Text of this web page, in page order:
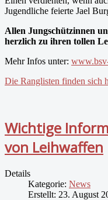
Jugendliche feierte Jael
Allen Jungschützinnen
herzlich zu ihren tollen
Mehr Infos unter:
Die Ranglisten finden sich
Wichtige
von Leihwaffen
Details
Kategorie: News
Erstellt: 23. August